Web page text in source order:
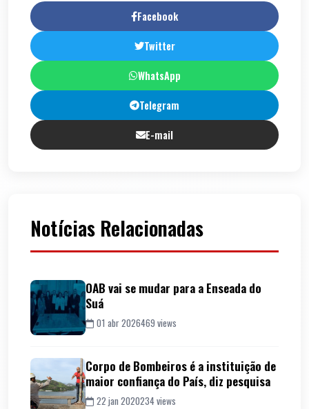
Facebook
Twitter
WhatsApp
Telegram
E-mail
Notícias Relacionadas
OAB vai se mudar para a Enseada do
Suá
01 abr 2026469 views
Corpo de Bombeiros é a instituição de
maior confiança do País, diz pesquisa
22 jan 2020234 views